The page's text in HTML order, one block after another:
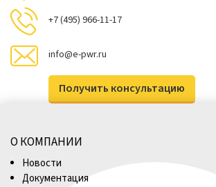
+7 (495) 966-11-17
info@e-pwr.ru
Получить консультацию
О КОМПАНИИ
Новости
Документация